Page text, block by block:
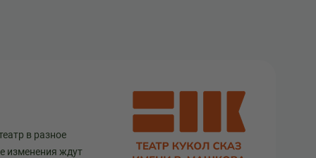
в разное
изменения ждут